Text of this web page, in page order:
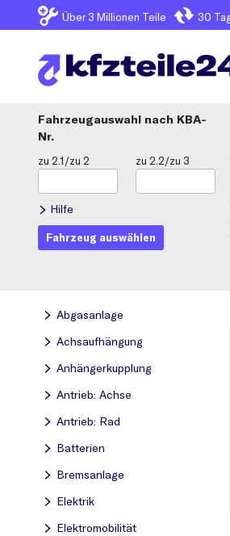
Über 3 Millionen Teile 30
Fahrzeugauswahl
KBA-
Nr.
zu 2.1/zu 2 zu 2.2/zu 3
Hilfe
Fahrzeug auswählen
Abgasanlage
Achsaufhängung
Anhängerkupplung
Antrieb: Achse
Antrieb: Rad
Batterien
Bremsanlage
Elektrik
Elektromobilität